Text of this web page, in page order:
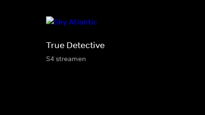
True Detective
S4 streamen